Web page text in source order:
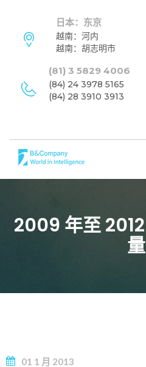
日本：东京
越南：河内
越南：胡志明市
(81) 3 5829 4006
(84) 24 3978 5165
(84) 28 3910 3913
2009 年至
量
01 1 月 2013
订阅新闻通讯